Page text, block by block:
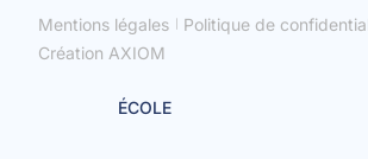
Mentions légales
Politique de
Création AXIOM
ÉCOLE